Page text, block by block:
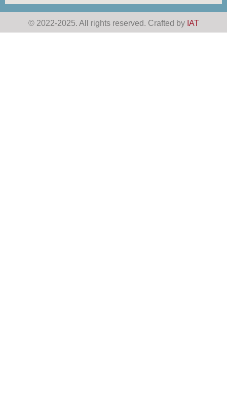
© 2022-2025. All rights reserved. Crafted by IAT